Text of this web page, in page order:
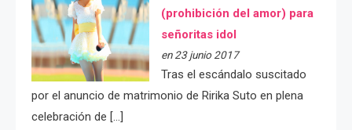
(prohibición del amor) para
señoritas idol
en 23 junio 2017
Tras el escándalo suscitado
por el anuncio de matrimonio de Ririka Suto en plena
celebración de […]